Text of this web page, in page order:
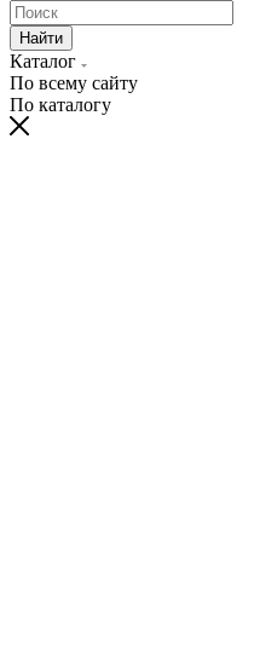
Найти
Каталог
По всему сайту
По каталогу